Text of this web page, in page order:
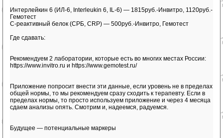
Интерлейкин 6 (ИЛ-6, Interleukin 6, IL-6) — 1815руб.-Инвитро, 1120руб.-
Гемотест
С-реактивный белок (СРБ, CRP) — 500руб.-Инвитро, Гемотест
Где сдавать:
Рекомендуем 2 лаборатории, которые есть во многих местах России:
https://www.invitro.ru и https://www.gemotest.ru/
Приложение попросит внести эти данные, если уровень не в пределах
общей нормы, то мы рекомендуем сразу сходить к терапевту. Если в
пределах нормы, то просто используем приложение и через 4 месяца
сдаем анализы опять. Смотрим и, надеемся, радуемся.
Будущее — потенциальные маркеры